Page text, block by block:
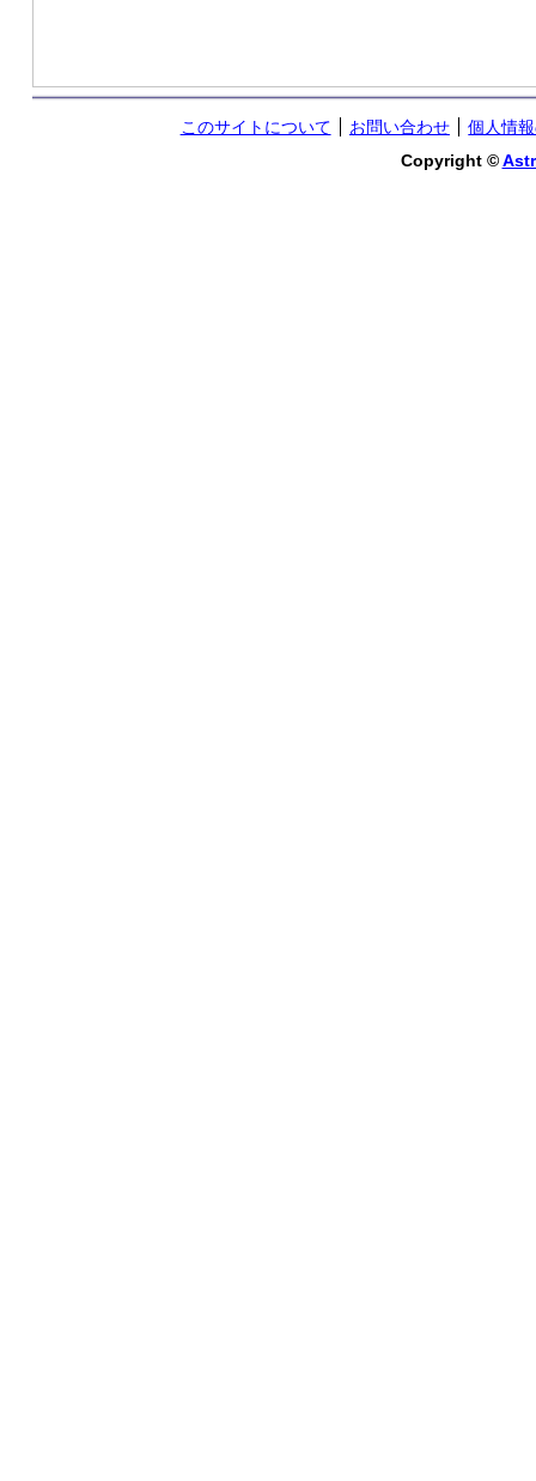
このサイトについて お問い合わせ
個人情
Copyright ©